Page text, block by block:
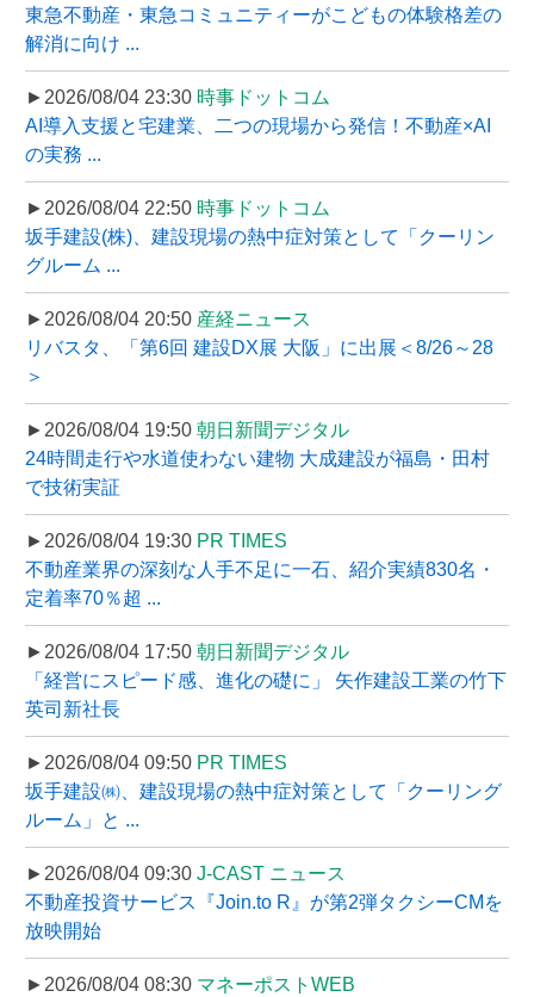
東急不動産・東急コミュニティーがこどもの体験格差の
解消に向け ...
►2026/08/04 23:30 時事ドットコム
AI導入支援と宅建業、二つの現場から発信！不動産×AI
の実務 ...
►2026/08/04 22:50 時事ドットコム
坂手建設(株)、建設現場の熱中症対策として「クーリン
グルーム ...
►2026/08/04 20:50 産経ニュース
リバスタ、「第6回 建設DX展 大阪」に出展＜8/26～28
＞
►2026/08/04 19:50 朝日新聞デジタル
24時間走行や水道使わない建物 大成建設が福島・田村
で技術実証
►2026/08/04 19:30 PR TIMES
不動産業界の深刻な人手不足に一石、紹介実績830名・
定着率70％超 ...
►2026/08/04 17:50 朝日新聞デジタル
「経営にスピード感、進化の礎に」 矢作建設工業の竹下
英司新社長
►2026/08/04 09:50 PR TIMES
坂手建設㈱、建設現場の熱中症対策として「クーリング
ルーム」と ...
►2026/08/04 09:30 J-CAST ニュース
不動産投資サービス『Join.to R』が第2弾タクシーCMを
放映開始
►2026/08/04 08:30 マネーポストWEB